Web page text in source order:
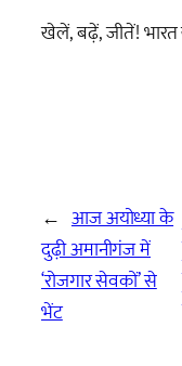
खेलें, बढ़ें, जीतें!
← आज अयोध्या के
दुढ़ी अमानीगंज में
‘रोजगार सेवकों’ से
भेंट